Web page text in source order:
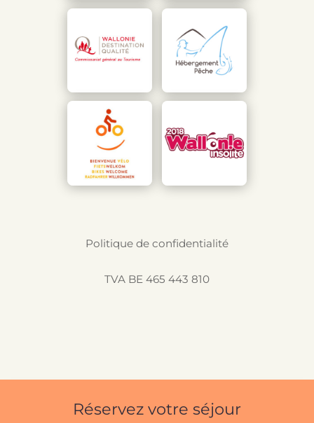
Politique de confidentialité
TVA BE 465 443 810
Réservez votre séjour